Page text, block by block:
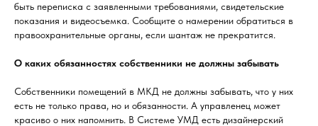
быть переписка с заявленными требованиями, свидетельские
показания и видеосъемка. Сообщите о намерении обратиться в
правоохранительные органы, если шантаж не прекратится.
О каких обязанностях собственники не должны забывать
Собственники помещений в МКД не должны забывать, что у них
есть не только права, но и обязанности. А управленец может
красиво о них напомнить. В Системе УМД есть дизайнерский